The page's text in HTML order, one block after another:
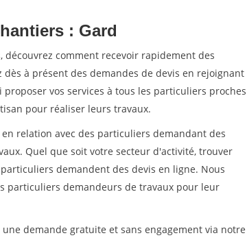
: Gard
comment recevoir rapidement des
à présent des demandes de devis en rejoignant
vos services à tous les particuliers proches
pour réaliser leurs travaux.
relation avec des particuliers demandant des
Quel que soit votre secteur d'activité, trouver
demandent des devis en ligne. Nous
particuliers demandeurs de travaux pour leur
une demande gratuite et sans engagement via notre